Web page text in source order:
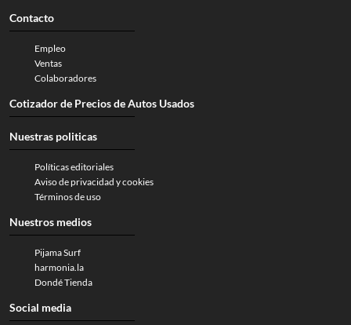
Contacto
Empleo
Ventas
Colaboradores
Cotizador de Precios de Autos Usados
Nuestras politicas
Políticas editoriales
Aviso de privacidad y cookies
Términos de uso
Nuestros medios
Pijama Surf
harmonia.la
Dondé Tienda
Social media